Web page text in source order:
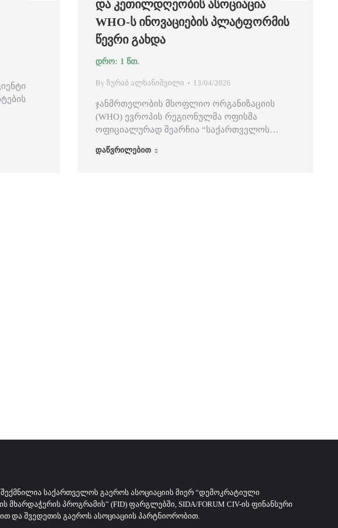
ᲓᲐ ᲙᲔᲗᲘᲚᲓᲦᲔᲝᲑᲘᲡ ᲐᲡᲝᲪᲘᲐᲪᲘᲐ
WHO-Ს ᲘᲜᲝᲕᲐᲪᲘᲔᲑᲘᲡ ᲞᲚᲐᲢᲤᲝᲠᲛᲘᲡ
ᲬᲔᲕᲠᲘ ᲒᲐᲮᲓᲐ
By ზურაბ ალხანიშვილი 13/04/2026
ჯანმრთელობის მსოფლიო ორგანიზაციის
(WHO) ევროპის რეგიონულმა ოფისმა
ოფიციალურად შეარჩია “საქართველოს…
დაწვრილებით
ᲡᲐᲥᲐᲠᲗᲕᲔᲚᲝᲡ ᲒᲐᲔᲠᲝᲡ ᲐᲡᲝᲪᲘᲐᲪᲘᲘᲡ ᲛᲘᲔᲠ “ᲓᲔᲛᲝᲙᲠᲐᲢᲘᲣᲚᲘ
ᲛᲮᲐᲠᲓᲐᲭᲔᲠᲘᲡ ᲞᲠᲝᲒᲠᲐᲛᲘᲡ” (FID) ᲤᲐᲠᲒᲚᲔᲑᲨᲘ, SIDA/FORUM CIV-ᲘᲡ ᲤᲘᲜᲐᲜᲡᲣᲠᲘ
ᲓᲐ ᲨᲕᲔᲓᲔᲗᲘᲡ ᲒᲐᲔᲠᲝᲡ ᲐᲡᲝᲪᲘᲐᲪᲘᲘᲡ ᲞᲐᲠᲢᲜᲘᲝᲠᲝᲑᲘᲗ.